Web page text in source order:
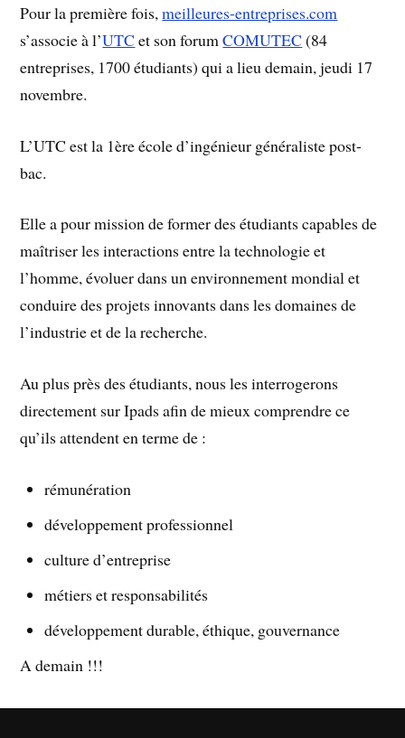
Pour la première fois,meilleures-entreprises.com
s’associe à l’UTC et son forumCOMUTEC (84
entreprises, 1700 étudiants) qui a lieu demain, jeudi 17
novembre.
L’UTC est la 1ère école d’ingénieur généraliste post-
bac.
Elle a pour mission de former des étudiants capables de
maîtriser les interactions entre la technologie et
l’homme, évoluer dans un environnement mondial et
conduire des projets innovants dans les domaines de
l’industrie et de la recherche.
Au plus près des étudiants, nous les interrogerons
directement sur Ipads afin de mieux comprendre ce
qu’ils attendent en terme de :
rémunération
développement professionnel
culture d’entreprise
métiers et responsabilités
développement durable, éthique, gouvernance
A demain !!!